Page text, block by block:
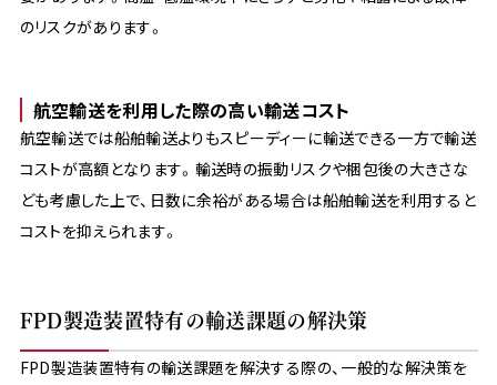
のリスクがあります。
航空輸送を利用した際の高い輸送コスト
航空輸送では船舶輸送よりもスピーディーに輸送できる一方で輸送
コストが高額となります。輸送時の振動リスクや梱包後の大きさな
ども考慮した上で、日数に余裕がある場合は船舶輸送を利用すると
コストを抑えられます。
FPD製造装置特有の輸送課題の解決策
FPD製造装置特有の輸送課題を解決する際の、一般的な解決策を